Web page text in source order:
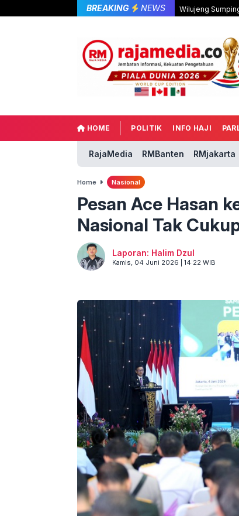
BREAKING NEWS Wilujeng
HOME POLITIK INFO HAJI
RajaMedia RMBanten RMjakarta
Home Nasional
Pesan Ace Hasan
Nasional Tak
Laporan: Halim Dzul
Kamis, 04 Juni 2026 | 14:22 WIB